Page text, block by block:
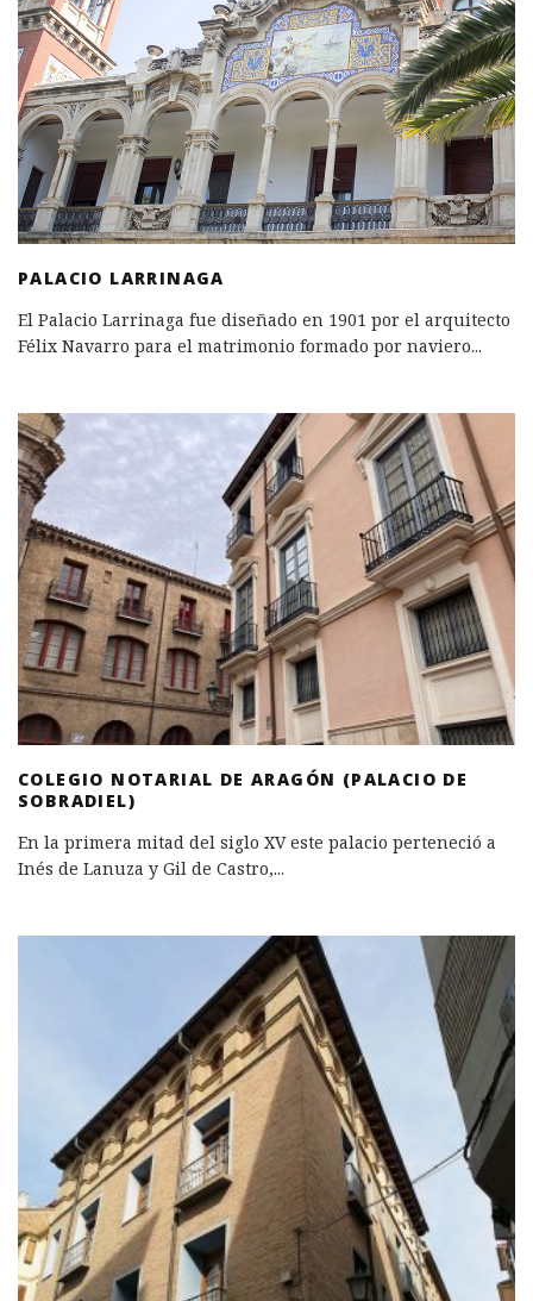
PALACIO LARRINAGA
El Palacio Larrinaga fue diseñado en 1901 por el arquitecto
Félix Navarro para el matrimonio formado por naviero...
COLEGIO NOTARIAL DE ARAGÓN (PALACIO DE
SOBRADIEL)
En la primera mitad del siglo XV este palacio perteneció a
Inés de Lanuza y Gil de Castro,...